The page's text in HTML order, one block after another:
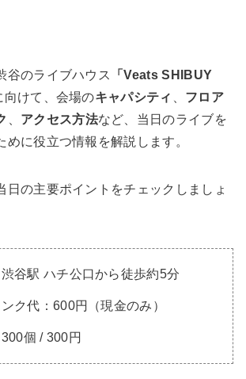
谷のライブハウス
「Veats SHIBUY
向けて、会場のキャパシティ
フロア
アクセス方法など、当日のライブを
めに役立つ情報を解説します。
日の主要ポイントをチェックしましょ
谷駅 ハチ公口から徒歩約5分
ク代：600円（現金のみ）
個 / 300円